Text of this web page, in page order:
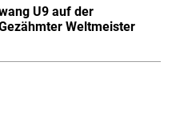
U9 auf der
Weltmeister